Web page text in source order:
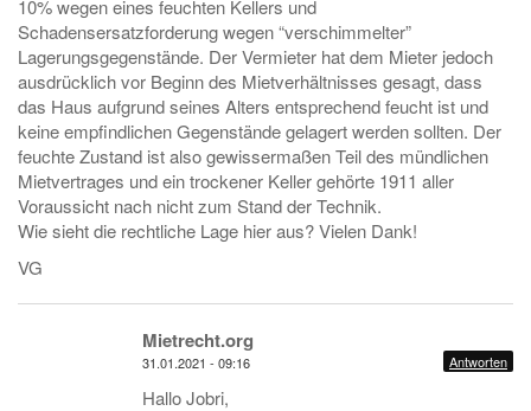
10% wegen eines feuchten Kellers und
Schadensersatzforderung wegen “verschimmelter”
Lagerungsgegenstände. Der Vermieter hat dem Mieter jedoch
ausdrücklich vor Beginn des Mietverhältnisses gesagt, dass
das Haus aufgrund seines Alters entsprechend feucht ist und
keine empfindlichen Gegenstände gelagert werden sollten. Der
feuchte Zustand ist also gewissermaßen Teil des mündlichen
Mietvertrages und ein trockener Keller gehörte 1911 aller
Voraussicht nach nicht zum Stand der Technik.
Wie sieht die rechtliche Lage hier aus? Vielen Dank!
VG
Mietrecht.org
31.01.2021 - 09:16 Antworten
Hallo Jobri,